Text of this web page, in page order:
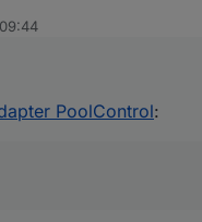
PoolControl: